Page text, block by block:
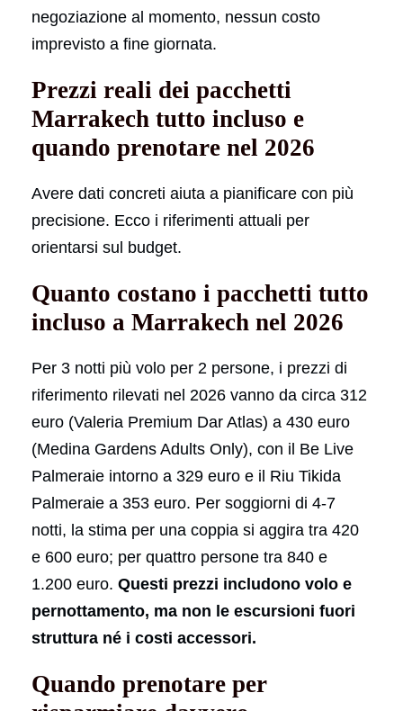
negoziazione al momento, nessun costo
imprevisto a fine giornata.
Prezzi reali dei pacchetti
Marrakech tutto incluso e
quando prenotare nel 2026
Avere dati concreti aiuta a pianificare con più
precisione. Ecco i riferimenti attuali per
orientarsi sul budget.
Quanto costano i pacchetti tutto
incluso a Marrakech nel 2026
Per 3 notti più volo per 2 persone, i prezzi di
riferimento rilevati nel 2026 vanno da circa 312
euro (Valeria Premium Dar Atlas) a 430 euro
(Medina Gardens Adults Only), con il Be Live
Palmeraie intorno a 329 euro e il Riu Tikida
Palmeraie a 353 euro. Per soggiorni di 4-7
notti, la stima per una coppia si aggira tra 420
e 600 euro; per quattro persone tra 840 e
1.200 euro. Questi prezzi includono volo e
pernottamento, ma non le escursioni fuori
struttura né i costi accessori.
Quando prenotare per